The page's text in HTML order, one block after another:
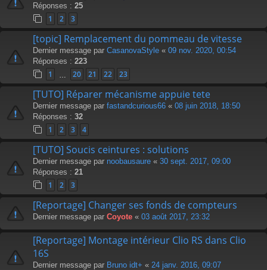
Réponses : 25
1 2 3
[topic] Remplacement du pommeau de vitesse
Dernier message par CasanovaStyle « 09 nov. 2020, 00:54
Réponses : 223
1 20 21 22 23
[TUTO] Réparer mécanisme appuie tete
Dernier message par fastandcurious66 « 08 juin 2018, 18:50
Réponses : 32
1 2 3 4
[TUTO] Soucis ceintures : solutions
Dernier message par noobausaure « 30 sept. 2017, 09:00
Réponses : 21
1 2 3
[Reportage] Changer ses fonds de compteurs
Dernier message par Coyote « 03 août 2017, 23:32
[Reportage] Montage intérieur Clio RS dans Clio
16S
Dernier message par Bruno idt+ « 24 janv. 2016, 09:07